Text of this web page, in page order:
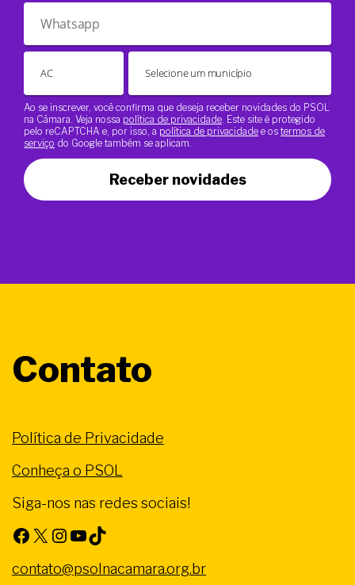
Ao se inscrever, você confirma que deseja receber novidades do PSOL
na Câmara. Veja nossa política de privacidade . Este site é protegido
pelo reCAPTCHA e, por isso, a política de privacidade e os termos de
serviço do Google também se aplicam.
Receber novidades
Contato
Política de Privacidade
Conheça o PSOL
Siga-nos nas redes sociais!
Facebook X Instagram Youtube TikTok
contato@psolnacamara.org.br